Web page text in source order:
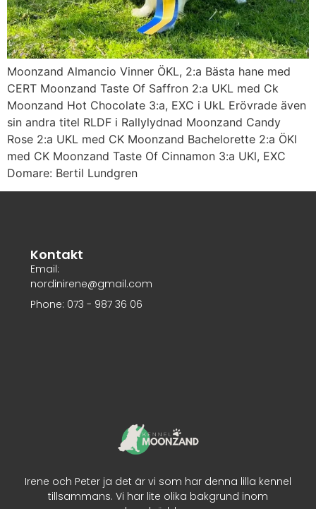
Moonzand Almancio Vinner ÖKL, 2:a Bästa hane med
CERT Moonzand Taste Of Saffron 2:a UKL med Ck
Moonzand Hot Chocolate 3:a, EXC i UkL Erövrade även
sin andra titel RLDF i Rallylydnad Moonzand Candy
Rose 2:a UKL med CK Moonzand Bachelorette 2:a ÖKl
med CK Moonzand Taste Of Cinnamon 3:a UKl, EXC
Domare: Bertil Lundgren
Irene och Peter ja det är vi som har denna lilla kennel
tillsammans. Vi har lite olika bakgrund inom
Kontakt
Email:
nordinirene@gmail.com
Phone: 073 - 987 36 06